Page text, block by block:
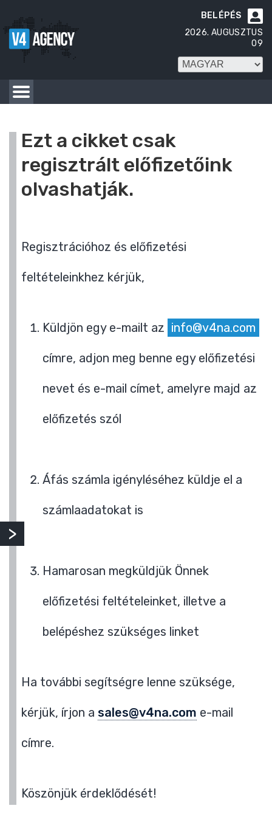

BELÉPÉS
2026. AUGUSZTUS
09
Ezt a cikket csak
regisztrált előfizetőink
olvashatják.
Regisztrációhoz és előfizetési
feltételeinkhez kérjük,
Küldjön egy e-mailt az info@v4na.com
címre, adjon meg benne egy előfizetési
nevet és e-mail címet, amelyre majd az
előfizetés szól
Áfás számla igényléséhez küldje el a
számlaadatokat is
Hamarosan megküldjük Önnek
előfizetési feltételeinket, illetve a
belépéshez szükséges linket
Ha további segítségre lenne szüksége,
kérjük, írjon a sales@v4na.com e-mail
címre.
Köszönjük érdeklődését!